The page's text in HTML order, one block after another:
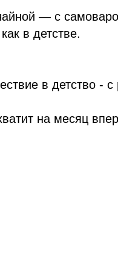
— с
в детстве.
в детство - с
на месяц